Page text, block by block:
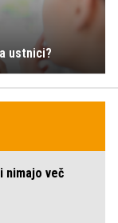
ustnici?
nimajo več